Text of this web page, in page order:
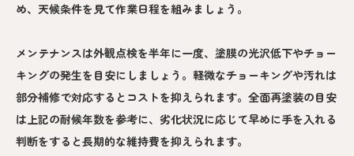
め、天候条件を見て作業日程を組みましょう。
メンテナンスは外観点検を半年に一度、塗膜の光沢低下やチョー
キングの発生を目安にしましょう。軽微なチョーキングや汚れは
部分補修で対応するとコストを抑えられます。全面再塗装の目安
は上記の耐候年数を参考に、劣化状況に応じて早めに手を入れる
判断をすると長期的な維持費を抑えられます。